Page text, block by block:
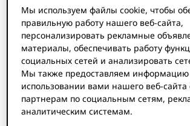
ORCID устраняет
исследователей и связывает
исследовательской
включает в себя
результаты исследований,
Мы используем файлы cookie, чтобы
правильную работу нашего веб-сайта,
персонализировать рекламные
материалы, обеспечивать работу
социальных сетей и анализировать
Мы также предоставляем информацию
использовании вами нашего веб-сайта
партнерам по социальным сетям,
аналитическим системам.